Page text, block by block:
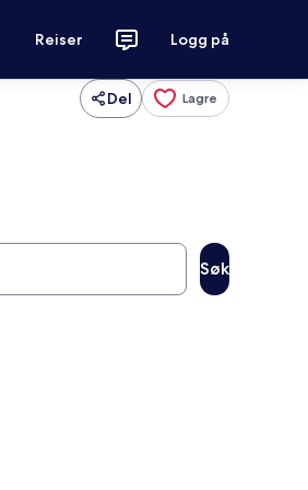
Reiser Logg på
Del Lagre
Søk